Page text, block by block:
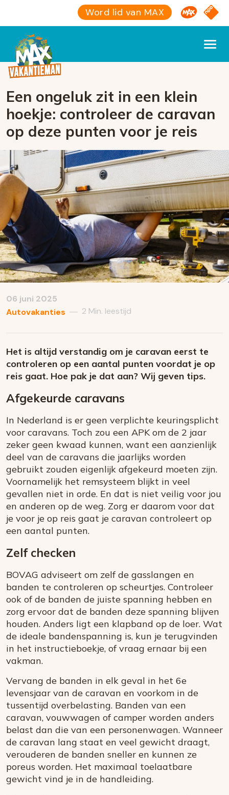
Word lid van MAX Omroep
NPO
Een ongeluk zit in een klein
hoekje: controleer de caravan
op deze punten voor je reis
06 juni 2025
Autovakanties — 2 Min. leestijd
Het is altijd verstandig om je caravan eerst te
controleren op een aantal punten voordat je op
reis gaat. Hoe pak je dat aan? Wij geven tips.
Afgekeurde caravans
In Nederland is er geen verplichte keuringsplicht
voor caravans. Toch zou een APK om de 2 jaar
zeker geen kwaad kunnen, want een aanzienlijk
deel van de caravans die jaarlijks worden
gebruikt zouden eigenlijk afgekeurd moeten zijn.
Voornamelijk het remsysteem blijkt in veel
gevallen niet in orde. En dat is niet veilig voor jou
en anderen op de weg. Zorg er daarom voor dat
je voor je op reis gaat je caravan controleert op
een aantal punten.
Zelf checken
BOVAG adviseert om zelf de gasslangen en
banden te controleren op scheurtjes. Controleer
ook of de banden de juiste spanning hebben en
zorg ervoor dat de banden deze spanning blijven
houden. Anders ligt een klapband op de loer. Wat
de ideale bandenspanning is, kun je terugvinden
in het instructieboekje, of vraag ernaar bij een
vakman.
Vervang de banden in elk geval in het 6e
levensjaar van de caravan en voorkom in de
tussentijd overbelasting. Banden van een
caravan, vouwwagen of camper worden anders
belast dan die van een personenwagen. Wanneer
de caravan lang staat en veel gewicht draagt,
verouderen de banden sneller en kunnen ze
poreus worden. Het maximaal toelaatbare
gewicht vind je in de handleiding.